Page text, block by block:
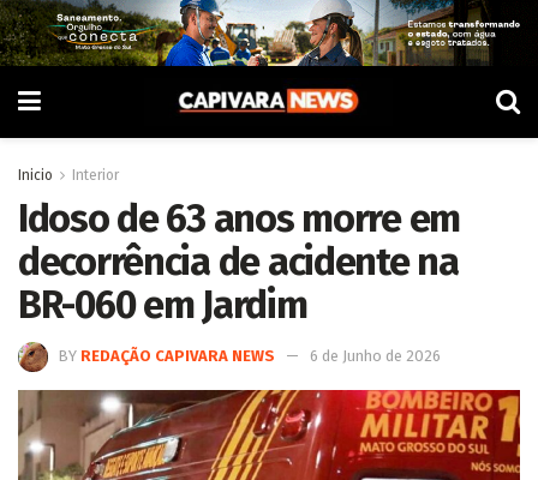
Inicio Interior
Idoso de 63 anos morre em
decorrência de acidente na
BR-060 em Jardim
BY REDAÇÃO CAPIVARA NEWS 6 de Junho de 2026